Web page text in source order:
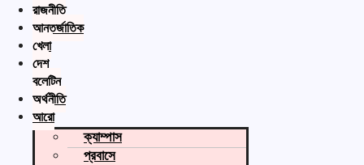
রাজনীতি
আন্তর্জাতিক
খেলা
দেশ
বুলেটিন
অর্থনীতি
আরো
ক্যাম্পাস
প্রবাসে